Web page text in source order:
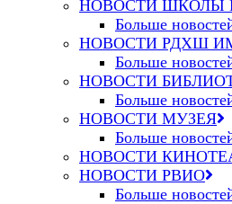
НОВОСТИ ШКОЛЫ
Больше
НОВОСТИ РДХШ
Больше
НОВОСТИ
Больше
НОВОСТИ МУЗЕЯ
Больше
НОВОСТИ
НОВОСТИ РВИО
Больше